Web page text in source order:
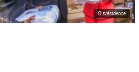
© présidence